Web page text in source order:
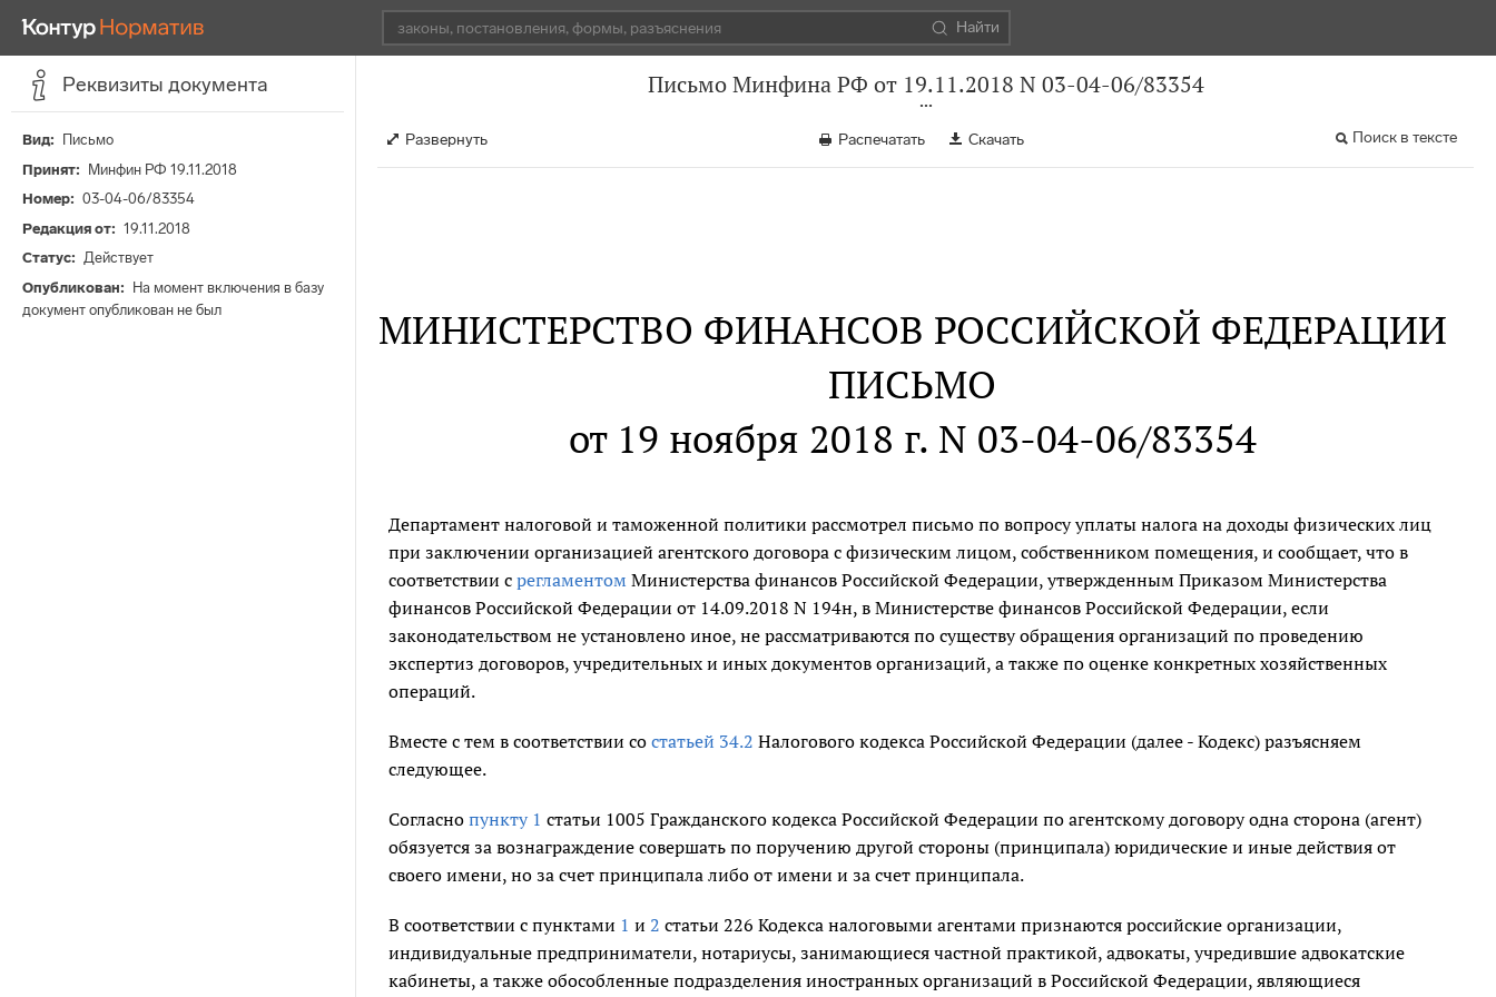
Найти
Реквизиты документа
Вид
Письмо
Принят
Минфин РФ 19.11.2018
Номер
03-04-06/83354
Редакция от
19.11.2018
Статус
Действует
Опубликован
На момент включения в базу
документ опубликован не был
Письмо Минфина РФ от 19.11.2018 N 03-04-06/83354
Развернуть Распечатать Скачать Поиск в тексте
МИНИСТЕРСТВО ФИНАНСОВ РОССИЙСКОЙ ФЕДЕРАЦИИ
ПИСЬМО
от 19 ноября 2018 г. N 03-04-06/83354
Департамент налоговой и таможенной политики рассмотрел письмо по вопросу уплаты налога на доходы физических лиц
при заключении организацией агентского договора с физическим лицом, собственником помещения, и сообщает, что в
соответствии с регламентом Министерства финансов Российской Федерации, утвержденным Приказом Министерства
финансов Российской Федерации от 14.09.2018 N 194н, в Министерстве финансов Российской Федерации, если
законодательством не установлено иное, не рассматриваются по существу обращения организаций по проведению
экспертиз договоров, учредительных и иных документов организаций, а также по оценке конкретных хозяйственных
операций.
Вместе с тем в соответствии со статьей 34.2 Налогового кодекса Российской Федерации (далее - Кодекс) разъясняем
следующее.
Согласно пункту 1 статьи 1005 Гражданского кодекса Российской Федерации по агентскому договору одна сторона (агент)
обязуется за вознаграждение совершать по поручению другой стороны (принципала) юридические и иные действия от
своего имени, но за счет принципала либо от имени и за счет принципала.
В соответствии с пунктами 1 и 2 статьи 226 Кодекса налоговыми агентами признаются российские организации,
индивидуальные предприниматели, нотариусы, занимающиеся частной практикой, адвокаты, учредившие адвокатские
кабинеты, а также обособленные подразделения иностранных организаций в Российской Федерации, являющиеся